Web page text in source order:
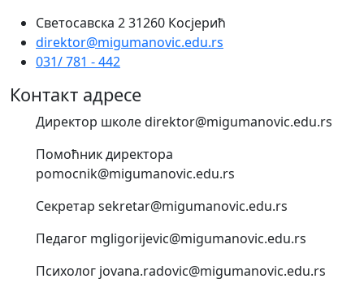
Светосавска 2 31260 Косјерић
direktor@migumanovic.edu.rs
031/ 781 - 442
Контакт адресе
Директор школе direktor@migumanovic.edu.rs
Помоћник директора
pomocnik@migumanovic.edu.rs
Секретар sekretar@migumanovic.edu.rs
Педагог mgligorijevic@migumanovic.edu.rs
Психолог jovana.radovic@migumanovic.edu.rs